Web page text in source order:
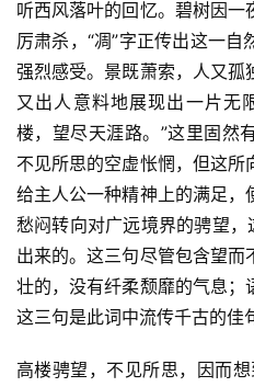
听西风落叶的回忆。碧树因
厉肃杀，“凋”字正传出这一
强烈感受。景既萧索，人又
又出人意料地展现出一片无
楼，望尽天涯路。”这里固然
不见所思的空虚怅惘，但这所
给主人公一种精神上的满足，
愁闷转向对广远境界的骋望，
出来的。这三句尽管包含望
壮的，没有纤柔颓靡的气息；
这三句是此词中流传千古的佳
高楼骋望，不见所思，因而